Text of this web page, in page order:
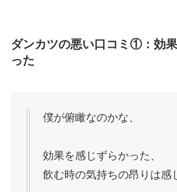
ダンカツの悪い口コミ①：効
った
僕が俯瞰なのかな、
効果を感じずらかった、
飲む時の気持ちの昂りは感